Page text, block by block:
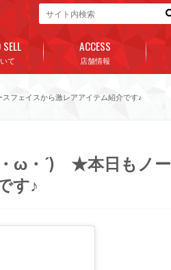
て 店舗情報
ACCESS
フェイスから激レアアイテム紹介です♪
ω・´)ゞ★本日もノー
す♪